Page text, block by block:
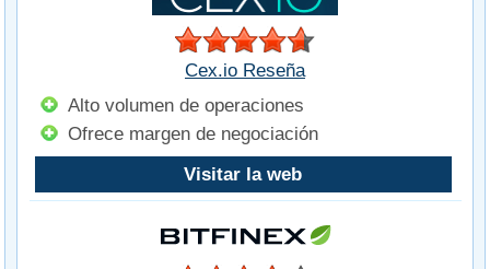
Cex.io Reseña
Alto volumen de operaciones
Ofrece margen de negociación
Visitar la web